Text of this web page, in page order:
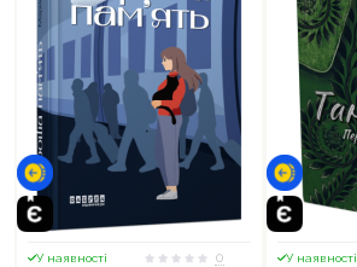
У наявності
0
У наявності